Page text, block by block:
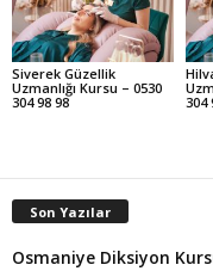
Siverek Güzellik
Uzmanlığı Kursu – 0530
304 98 98
304
Son Yazılar
Osmaniye Diksiyon